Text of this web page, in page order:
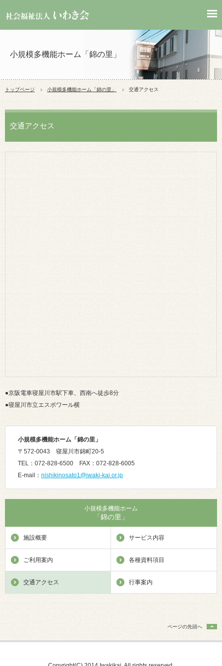
小規模多機能ホーム「錦の里」
トップページ 小規模多機能ホーム「錦の里」 交通アクセス
交通アクセス
●京阪電車寝屋川市駅下車、西南へ徒歩8分
●寝屋川市立エスポワール横
小規模多機能ホーム「錦の里 」
〒572-0043 寝屋川市錦町20-5
TEL：072-828-6500 FAX：072-828-6005
E-mail： nishikinosato1@iwaki-kai.or.jp
小規模多機能ホーム
「錦の里」
施設概要 サービス内容
ご利用案内 各種資料項目
交通アクセス 行事案内
ページの先頭へ